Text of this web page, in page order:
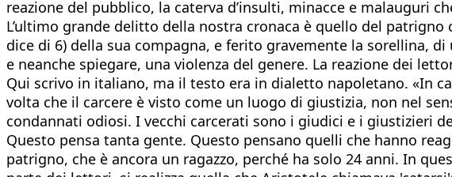
reazione del pubblico, la caterva d’insulti, minacce e malauguri
L’ultimo grande delitto della nostra cronaca è quello del
dice di 6) della sua compagna, e ferito gravemente la sorellina,
e neanche spiegare, una violenza del genere. La reazione dei
Qui scrivo in italiano, ma il testo era in dialetto napoletano. «In
volta che il carcere è visto come un luogo di giustizia, non nel
condannati odiosi. I vecchi carcerati sono i giudici e i giustizieri
Questo pensa tanta gente. Questo pensano quelli che hanno
patrigno, che è ancora un ragazzo, perché ha solo 24 anni. In